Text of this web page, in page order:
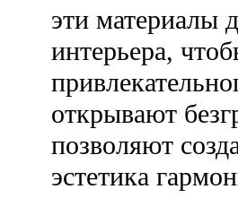
эти материалы
интерьера,
открывают
позволяют
эстетика